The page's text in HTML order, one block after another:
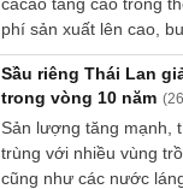
phí sản xuất lên cao,
bán, khiến người tiêu
hơn.
Sầu riêng Thái Lan
trong vòng 10 năm (
Sản lượng tăng mạnh,
trùng với nhiều vùng
cũng như các nước